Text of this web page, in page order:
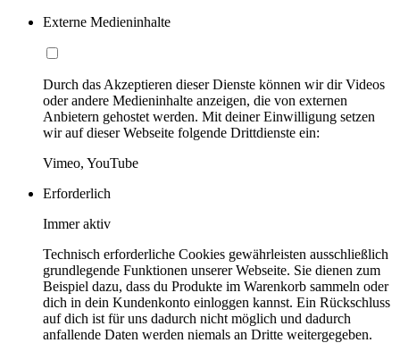
Externe Medieninhalte
Durch das Akzeptieren dieser Dienste können wir dir Videos
oder andere Medieninhalte anzeigen, die von externen
Anbietern gehostet werden. Mit deiner Einwilligung setzen
wir auf dieser Webseite folgende Drittdienste ein:
Vimeo, YouTube
Erforderlich
Immer aktiv
Technisch erforderliche Cookies gewährleisten ausschließlich
grundlegende Funktionen unserer Webseite. Sie dienen zum
Beispiel dazu, dass du Produkte im Warenkorb sammeln oder
dich in dein Kundenkonto einloggen kannst. Ein Rückschluss
auf dich ist für uns dadurch nicht möglich und dadurch
anfallende Daten werden niemals an Dritte weitergegeben.